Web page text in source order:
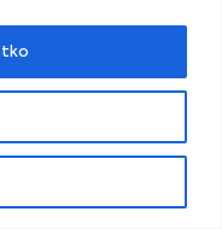
powierzchnię do
ale nie zabierasz